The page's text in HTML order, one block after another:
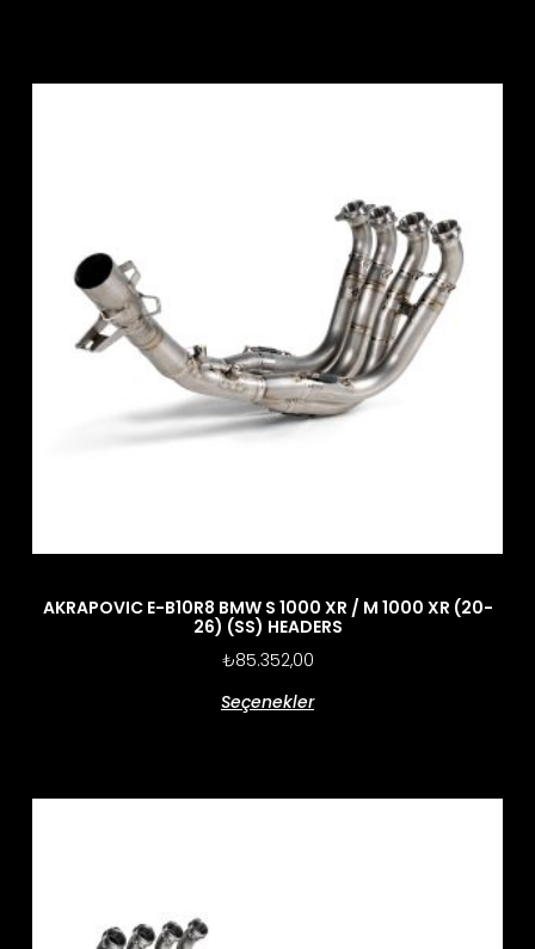
AKRAPOVIC E-B10R8 BMW S 1000 XR / M 1000 XR (20-
26) (SS) HEADERS
₺85.352,00
Seçenekler